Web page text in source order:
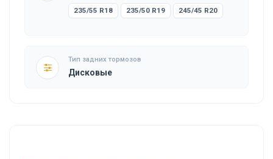
235/55 R18 235/50 R19 245/45 R20
Тип задних тормозов
Дисковые